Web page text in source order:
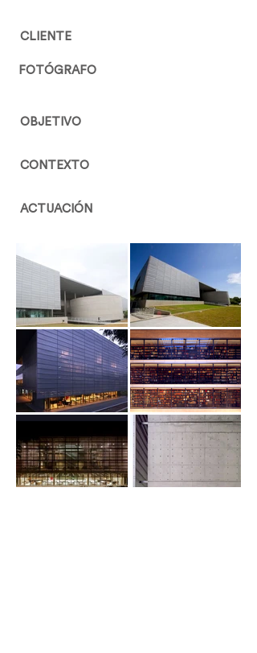
CLIENTE
FOTÓGRAFO
OBJETIVO
CONTEXTO
ACTUACIÓN